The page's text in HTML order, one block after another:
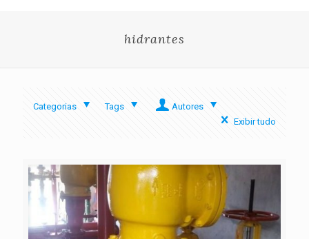
hidrantes
Categorias Tags
Autores
Exibir tudo